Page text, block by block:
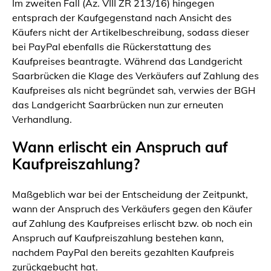
Im zweiten Fall (Az. VIII ZR 213/16) hingegen
entsprach der Kaufgegenstand nach Ansicht des
Käufers nicht der Artikelbeschreibung, sodass dieser
bei PayPal ebenfalls die Rückerstattung des
Kaufpreises beantragte. Während das Landgericht
Saarbrücken die Klage des Verkäufers auf Zahlung des
Kaufpreises als nicht begründet sah, verwies der BGH
das Landgericht Saarbrücken nun zur erneuten
Verhandlung.
Wann erlischt ein Anspruch auf
Kaufpreiszahlung?
Maßgeblich war bei der Entscheidung der Zeitpunkt,
wann der Anspruch des Verkäufers gegen den Käufer
auf Zahlung des Kaufpreises erlischt bzw. ob noch ein
Anspruch auf Kaufpreiszahlung bestehen kann,
nachdem PayPal den bereits gezahlten Kaufpreis
zurückgebucht hat.